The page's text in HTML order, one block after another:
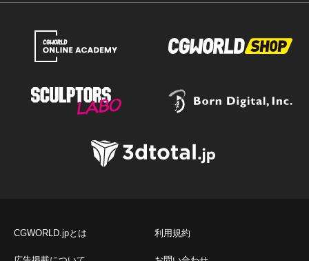
CGWORLD.jpとは 利用規約